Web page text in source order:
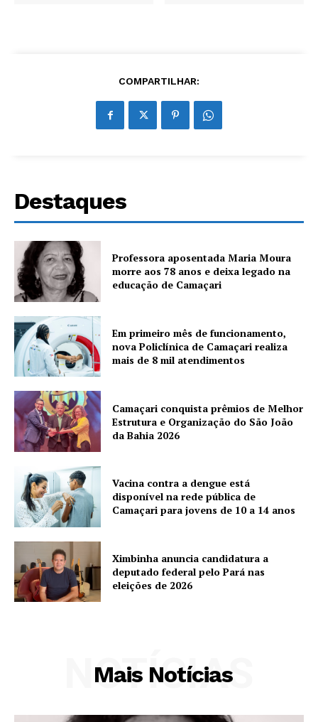
COMPARTILHAR:
Destaques
Professora aposentada Maria Moura
morre aos 78 anos e deixa legado na
educação de Camaçari
Em primeiro mês de funcionamento,
nova Policlínica de Camaçari realiza
mais de 8 mil atendimentos
Camaçari conquista prêmios de Melhor
Estrutura e Organização do São João
da Bahia 2026
Vacina contra a dengue está
disponível na rede pública de
Camaçari para jovens de 10 a 14 anos
Ximbinha anuncia candidatura a
deputado federal pelo Pará nas
eleições de 2026
Mais Notícias
NOTÍCIAS